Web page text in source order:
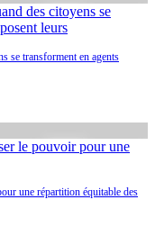
se transforment en agents
une répartition équitable des